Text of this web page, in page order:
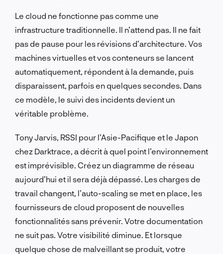
Le cloud ne fonctionne pas comme une
infrastructure traditionnelle. Il n’attend pas. Il ne fait
pas de pause pour les révisions d’architecture. Vos
machines virtuelles et vos conteneurs se lancent
automatiquement, répondent à la demande, puis
disparaissent, parfois en quelques secondes. Dans
ce modèle, le suivi des incidents devient un
véritable problème.
Tony Jarvis, RSSI pour l’Asie-Pacifique et le Japon
chez Darktrace, a décrit à quel point l’environnement
est imprévisible. Créez un diagramme de réseau
aujourd’hui et il sera déjà dépassé. Les charges de
travail changent, l’auto-scaling se met en place, les
fournisseurs de cloud proposent de nouvelles
fonctionnalités sans prévenir. Votre documentation
ne suit pas. Votre visibilité diminue. Et lorsque
quelque chose de malveillant se produit, votre